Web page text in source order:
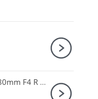
Máy ảnh Fujifilm X-H2 kit XF16-80mm F4 R OIS WR/ Đen